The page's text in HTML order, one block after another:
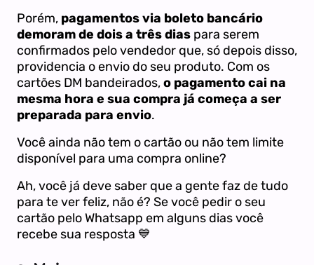
Porém, pagamentos via boleto bancário
demoram de dois a três dias para serem
confirmados pelo vendedor que, só depois disso,
providencia o envio do seu produto. Com os
cartões DM bandeirados,o pagamento cai na
mesma hora e sua compra já começa a ser
preparada para envio.
Você ainda não tem o cartão ou não tem limite
disponível para uma compra online?
Ah, você já deve saber que a gente faz de tudo
para te ver feliz, não é? Se você pedir o seu
cartão pelo Whatsapp em alguns dias você
recebe sua resposta 💙